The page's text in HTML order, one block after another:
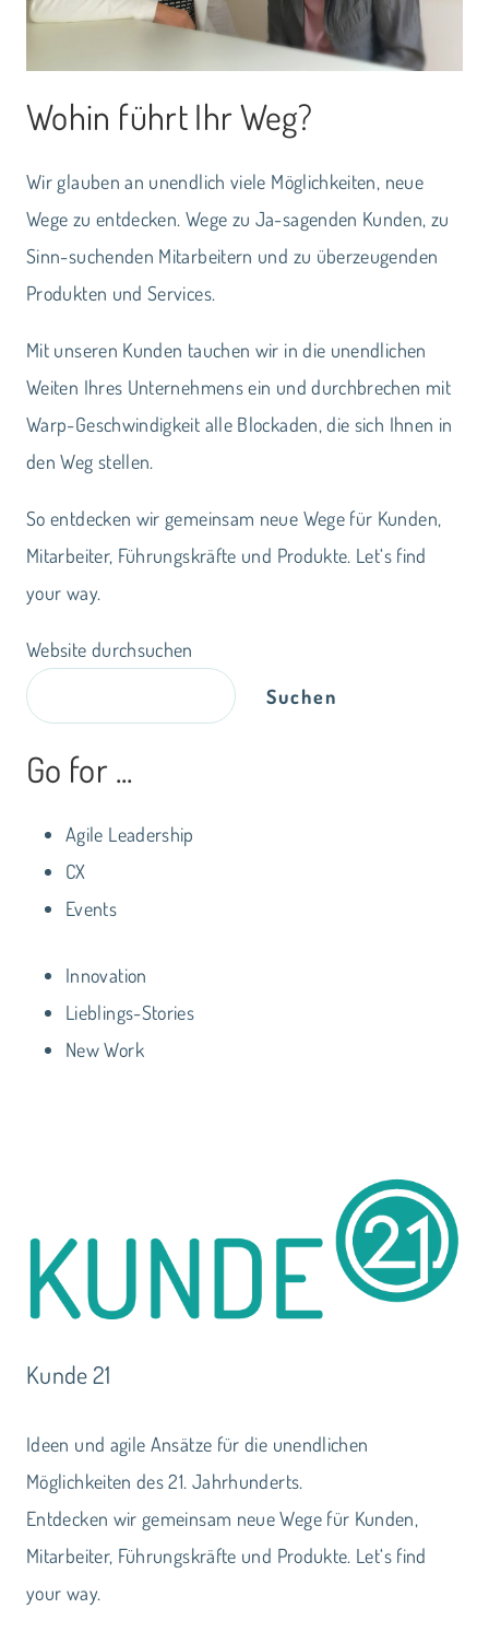
Wohin führt Ihr Weg?
Wir glauben an unendlich viele Möglichkeiten, neue
Wege zu entdecken. Wege zu Ja-sagenden Kunden, zu
Sinn-suchenden Mitarbeitern und zu überzeugenden
Produkten und Services.
Mit unseren Kunden tauchen wir in die unendlichen
Weiten Ihres Unternehmens ein und durchbrechen mit
Warp-Geschwindigkeit alle Blockaden, die sich Ihnen in
den Weg stellen.
So entdecken wir gemeinsam neue Wege für Kunden,
Mitarbeiter, Führungskräfte und Produkte. Let‘s find
your way.
Website durchsuchen
Suchen
Go for ...
Agile Leadership
CX
Events
Innovation
Lieblings-Stories
New Work
Kunde 21
Ideen und agile Ansätze für die unendlichen
Möglichkeiten des 21. Jahrhunderts.
Entdecken wir gemeinsam neue Wege für Kunden,
Mitarbeiter, Führungskräfte und Produkte. Let‘s find
your way.